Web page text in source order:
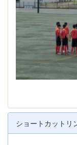
ショートカットリ